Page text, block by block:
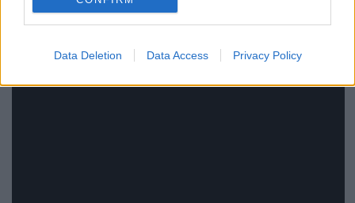
Data Deletion Data Access Privacy Policy